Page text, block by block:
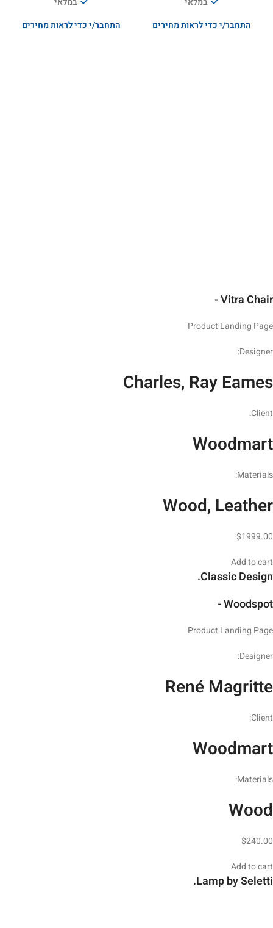
התחבר/י כדי לראות מחירים
התחבר/י כדי לראות מחירים
Vitra Chair -
Product Landing Page
Designer:
Charles, Ray Eames
Client:
Woodmart
Materials:
Wood, Leather
$1999.00
Add to cart
Classic Design.
Woodspot -
Product Landing Page
Designer:
René Magritte
Client:
Woodmart
Materials:
Wood
$240.00
Add to cart
Lamp by Seletti.